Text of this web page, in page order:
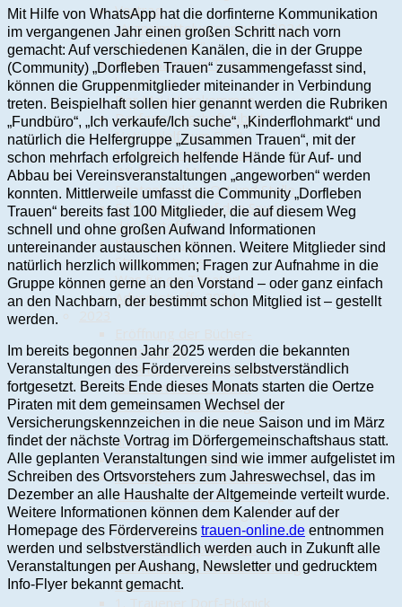
Vortrag
"Arzneimittelversorgung 2024
und E-Rezept"
Boule-Saison in Trauen hat
begonnen
Der Mai ist gekommen…
Dorfgemeinschaft jubelt
Nationalelf zum Sieg!
Kinderfahrradtour zum
Wildpark in Müden
Piratenbank an Ort und Stelle
Fahrradrallye auf den Spuren
der Kartoffel
Herbst auf der
Streuobstwiese
Was für ein Theater!
Adventstreffs 2024
Tauschzelle
NDR berichtet erneut über
das "Funkloch" Trauen
Vortrag "Munster-Lager –
eine Stadt und „Ihre“ Lager
und Kasernen"
Aktion "Sauberes Dorf"
Vortrag "Vom Einzelbauern
zum Kollektiv - Die Anfänge
der sozialistischen Agrarpolitik
in der DDR"
Maifrühschoppen 2023
Teilnahme am Schützenumzug
in Munster
Mit Hilfe von WhatsApp hat die dorfinterne Kommunikation
im vergangenen Jahr einen großen Schritt nach vorn
gemacht: Auf verschiedenen Kanälen, die in der Gruppe
(Community) „Dorfleben Trauen“ zusammengefasst sind,
können die Gruppenmitglieder miteinander in Verbindung
treten. Beispielhaft sollen hier genannt werden die Rubriken
„Fundbüro“, „Ich verkaufe/Ich suche“, „Kinderflohmarkt“ und
natürlich die Helfergruppe „Zusammen Trauen“, mit der
schon mehrfach erfolgreich helfende Hände für Auf- und
Abbau bei Vereinsveranstaltungen „angeworben“ werden
konnten. Mittlerweile umfasst die Community „Dorfleben
Trauen“ bereits fast 100 Mitglieder, die auf diesem Weg
schnell und ohne großen Aufwand Informationen
untereinander austauschen können. Weitere Mitglieder sind
natürlich herzlich willkommen; Fragen zur Aufnahme in die
Gruppe können gerne an den Vorstand – oder ganz einfach
an den Nachbarn, der bestimmt schon Mitglied ist – gestellt
werden.
Im bereits begonnen Jahr 2025 werden die bekannten
Veranstaltungen des Fördervereins selbstverständlich
fortgesetzt. Bereits Ende dieses Monats starten die Oertze
Piraten mit dem gemeinsamen Wechsel der
Versicherungskennzeichen in die neue Saison und im März
findet der nächste Vortrag im Dörfergemeinschaftshaus statt.
Alle geplanten Veranstaltungen sind wie immer aufgelistet im
Schreiben des Ortsvorstehers zum Jahreswechsel, das im
Dezember an alle Haushalte der Altgemeinde verteilt wurde.
Weitere Informationen können dem Kalender auf der
Homepage des Fördervereins trauen-online.de entnommen
werden und selbstverständlich werden auch in Zukunft alle
Veranstaltungen per Aushang, Newsletter und gedrucktem
Info-Flyer bekannt gemacht.